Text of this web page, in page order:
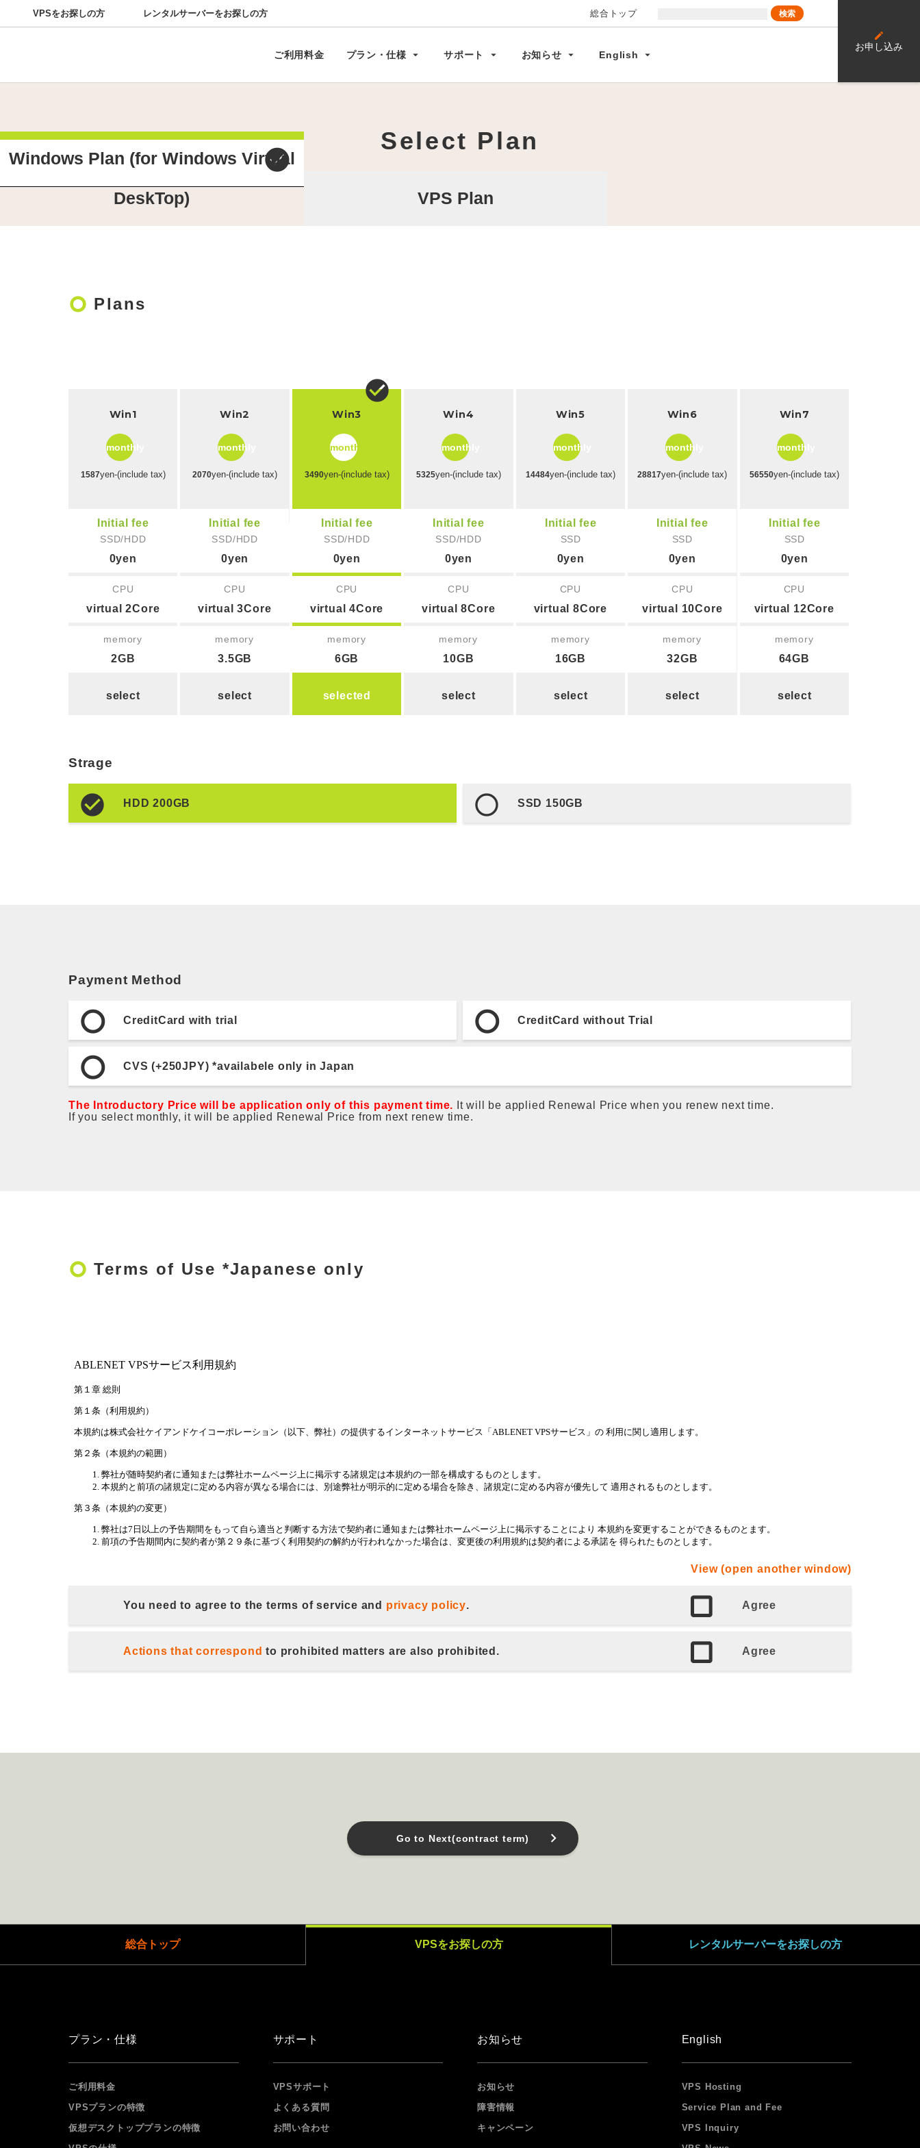
VPSをお探しの方 レンタルサーバーをお探しの方 総合トップ
ご利用料金 プラン・仕様 arrow_drop_down
サポート
arrow_drop_down
お知らせ
arrow_drop_down
English
arrow_drop_down
edit
お申し込み
Select Plan
Windows Plan (for Windows Virtual
DeskTop) VPS Plan
trip_origin Plans
Win1
monthly
1587yen-(include tax)
Initial fee
SSD/HDD
0yen
CPU
virtual 2Core
memory
2GB
select
Win2
monthly
2070yen-(include tax)
Initial fee
SSD/HDD
0yen
CPU
virtual 3Core
memory
3.5GB
select
Win3
monthly
3490yen-(include tax)
Initial fee
SSD/HDD
0yen
CPU
virtual 4Core
memory
6GB
selected
Win4
monthly
5325yen-(include tax)
Initial fee
SSD/HDD
0yen
CPU
virtual 8Core
memory
10GB
select
Win5
monthly
14484yen-(include tax)
Initial fee
SSD
0yen
CPU
virtual 8Core
memory
16GB
select
Win6
monthly
28817yen-(include tax)
Initial fee
SSD
0yen
CPU
virtual 10Core
memory
32GB
select
Win7
monthly
56550yen-(include tax)
Initial fee
SSD
0yen
CPU
virtual 12Core
memory
64GB
select
Strage
HDD 200GB SSD 150GB
Payment Method
CreditCard with trial CreditCard without Trial
CVS (+250JPY) *availabele only in Japan
The Introductory Price will be application only of this payment time. It will be applied Renewal Price when you renew next time.
If you select monthly, it will be applied Renewal Price from next renew time.
trip_origin Terms of Use *Japanese only
View (open another window)
You need to agree to the terms of service and privacy policy. Agree
Actions that correspond to prohibited matters are also prohibited. Agree
Go to Next(contract term)
総合トップ VPSをお探しの方 レンタルサーバーをお探しの方
プラン・仕様
ご利用料金
VPSプランの特徴
仮想デスクトッププランの特徴
サポート
VPSサポート
よくある質問
お問い合わせ
お知らせ
お知らせ
障害情報
キャンペーン
English
VPS Hosting
Service Plan and Fee
VPS Inquiry